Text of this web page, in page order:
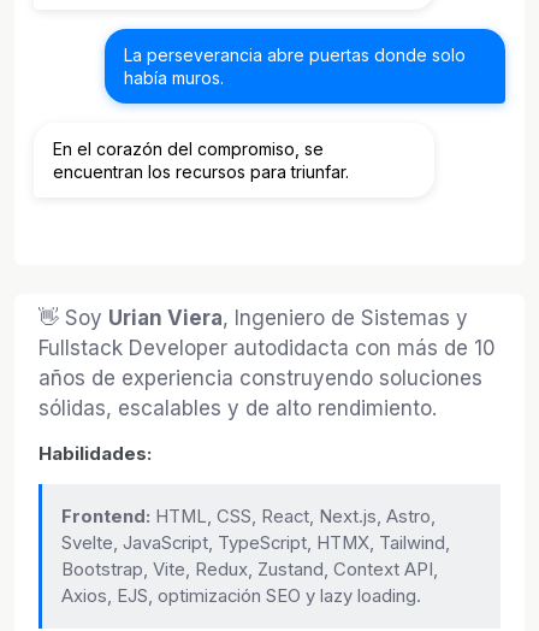
La perseverancia abre puertas donde solo
había muros.
En el corazón del compromiso, se
encuentran los recursos para triunfar.
👋 Soy Urian Viera, Ingeniero de Sistemas y
Fullstack Developer autodidacta con más de 10
años de experiencia construyendo soluciones
sólidas, escalables y de alto rendimiento.
Habilidades:
Frontend: HTML, CSS, React, Next.js, Astro,
Svelte, JavaScript, TypeScript, HTMX, Tailwind,
Bootstrap, Vite, Redux, Zustand, Context API,
Axios, EJS, optimización SEO y lazy loading.